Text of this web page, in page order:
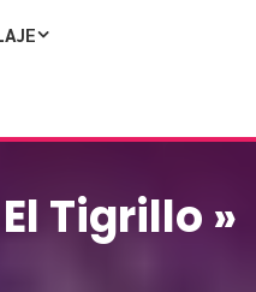
Tigrillo »